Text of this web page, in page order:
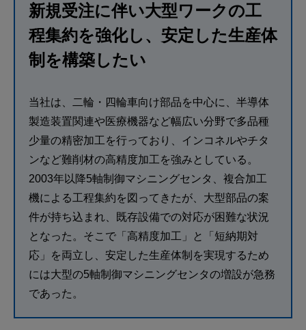
新規受注に伴い大型ワークの工
程集約を強化し、安定した生産体
制を構築したい
当社は、二輪・四輪車向け部品を中心に、半導体
製造装置関連や医療機器など幅広い分野で多品種
少量の精密加工を行っており、インコネルやチタ
ンなど難削材の高精度加工を強みとしている。
2003年以降5軸制御マシニングセンタ、複合加工
機による工程集約を図ってきたが、大型部品の案
件が持ち込まれ、既存設備での対応が困難な状況
となった。そこで「高精度加工」と「短納期対
応」を両立し、安定した生産体制を実現するため
には大型の5軸制御マシニングセンタの増設が急務
であった。